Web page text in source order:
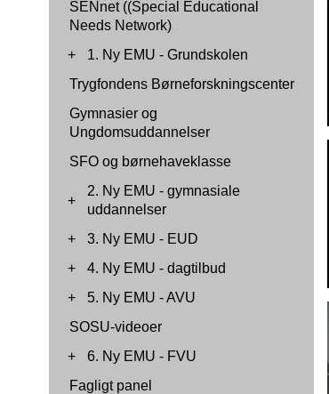
SENnet ((Special Educational
Needs Network)
+
1. Ny EMU - Grundskolen
Trygfondens Børneforskningscenter
Gymnasier og
Ungdomsuddannelser
SFO og børnehaveklasse
+
2. Ny EMU - gymnasiale
uddannelser
+
3. Ny EMU - EUD
+
4. Ny EMU - dagtilbud
+
5. Ny EMU - AVU
SOSU-videoer
+
6. Ny EMU - FVU
Fagligt panel